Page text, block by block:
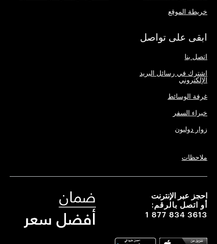
خريطة الموقع
ابقى على تواصل
اتصل بنا
اشترك في رسائل البريد
الإلكتروني
غرفة الوسائط
خبراء السفر
زوار دوليون
ملاحظات
احجز عبر الإنترنت
أو اتصل بالرقم:
1 877 834 3613